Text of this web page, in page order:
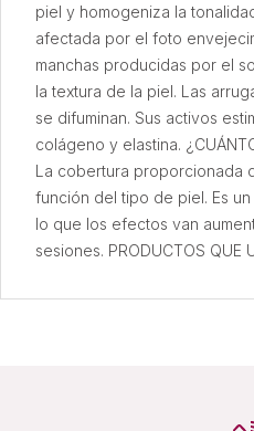
piel y homogeniza la
afectada por el foto
manchas producidas por el
la textura de la piel. Las
se difuminan. Sus activos
colágeno y elastina.
La cobertura proporcionada
función del tipo de piel. Es
lo que los efectos van
sesiones. PRODUCTOS QUE